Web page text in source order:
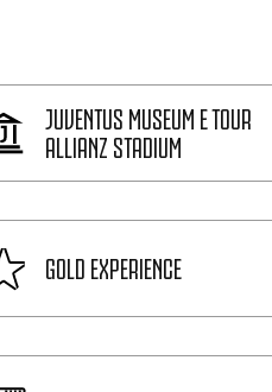
JUVENTUS MUSEUM E TOUR
ALLIANZ STADIUM
GOLD EXPERIENCE